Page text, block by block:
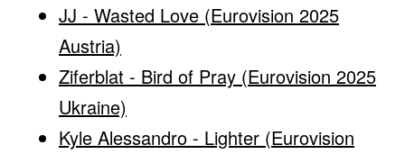
JJ - Wasted Love (Eurovision 2025
Austria)
Ziferblat - Bird of Pray (Eurovision 2025
Ukraine)
Kyle Alessandro - Lighter (Eurovision